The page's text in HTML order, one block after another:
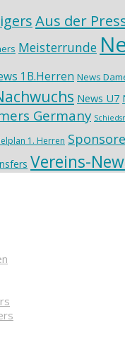
Aus der
Meisterrunde
1B.Herren News
News U7
Germany
1. Herren
Vereins-